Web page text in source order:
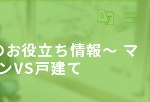
役立ち情報～ マ
VS戸建て